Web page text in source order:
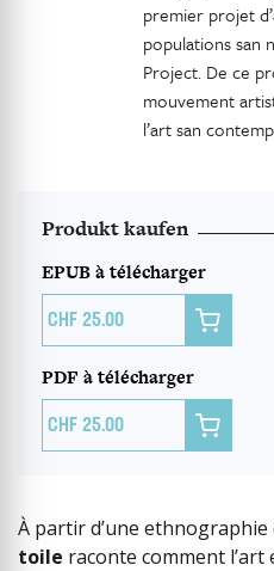
premier projet
populations san
Project. De ce
mouvement
l’art san
Produkt kaufen
EPUB à télécharger
25.00 
PDF à télécharger
25.00 
À partir d’une ethnographie
toile raconte comment l’art